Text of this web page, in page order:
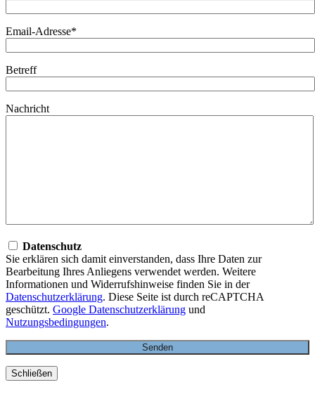
Email-Adresse*
Betreff
Nachricht
Datenschutz
Sie erklären sich damit einverstanden, dass Ihre Daten zur
Bearbeitung Ihres Anliegens verwendet werden. Weitere
Informationen und Widerrufshinweise finden Sie in der
Datenschutzerklärung. Diese Seite ist durch reCAPTCHA
geschützt. Google Datenschutzerklärung und
Nutzungsbedingungen.
Schließen